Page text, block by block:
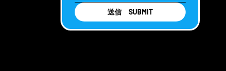
送信 SUBMIT